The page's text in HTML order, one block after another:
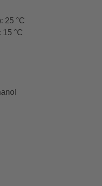
25 °C
15 °C